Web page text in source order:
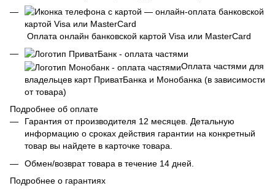
Оплата онлайн банковской картой Visa или MasterCard
Оплата частями для
владельцев карт ПриватБанка и Монобанка (в зависимости
от товара)
Подробнее об оплате
Гарантия от производителя 12 месяцев. Детальную
информацию о сроках действия гарантии на конкретный
товар вы найдете в карточке товара.
Обмен/возврат товара в течение 14 дней.
Подробнее о гарантиях